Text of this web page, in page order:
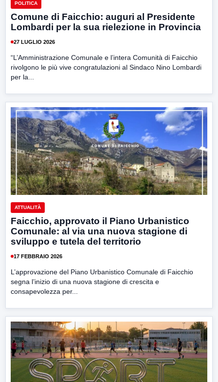
POLITICA
Comune di Faicchio: auguri al Presidente
Lombardi per la sua rielezione in Provincia
27 LUGLIO 2026
“L’Amministrazione Comunale e l’intera Comunità di Faicchio
rivolgono le più vive congratulazioni al Sindaco Nino Lombardi
per la...
ATTUALITÀ
Faicchio, approvato il Piano Urbanistico
Comunale: al via una nuova stagione di
sviluppo e tutela del territorio
17 FEBBRAIO 2026
L’approvazione del Piano Urbanistico Comunale di Faicchio
segna l’inizio di una nuova stagione di crescita e
consapevolezza per...